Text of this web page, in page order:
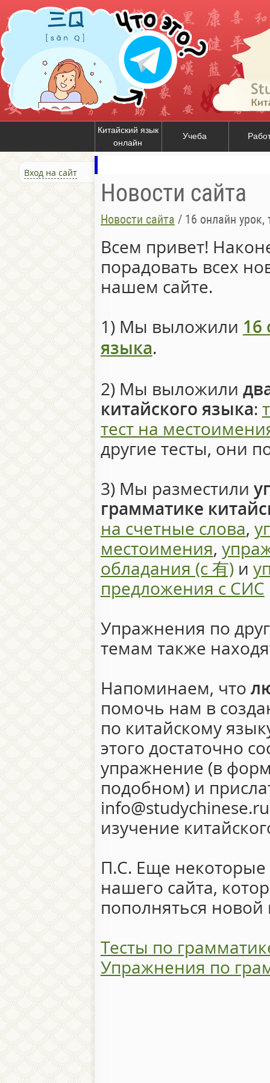
Китайский язык
онлайн
Учеба
Вход на сайт
Новости сайта
Новости сайта / 16 онлайн урок,
Всем привет!
порадовать всех
нашем сайте.
1) Мы выложили 16
языка.
2) Мы выложили
китайского языка:
тест на
другие тесты, они
3) Мы разместили
грамматике
на счетные слова,
местоимения,
обладания (с 有)и
предложения с СИС
Упражнения по
темам также
Напоминаем, что
помочь нам в
по китайскому
этого достаточно
упражнение (в
подобном) и
изучение
П.С. Еще
нашего сайта,
пополняться
Тесты по
Упражнения по